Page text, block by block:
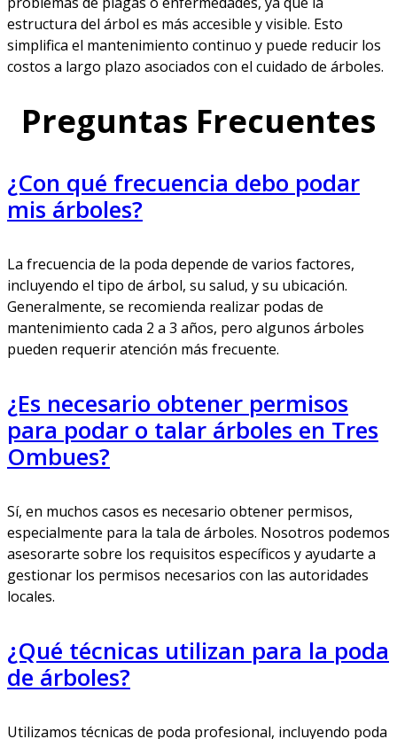
estructura del árbol es más accesible y visible. Esto
simplifica el mantenimiento continuo y puede reducir los
costos a largo plazo asociados con el cuidado de árboles.
Preguntas Frecuentes
¿Con qué frecuencia debo podar
mis árboles?
La frecuencia de la poda depende de varios factores,
incluyendo el tipo de árbol, su salud, y su ubicación.
Generalmente, se recomienda realizar podas de
mantenimiento cada 2 a 3 años, pero algunos árboles
pueden requerir atención más frecuente.
¿Es necesario obtener permisos
para podar o talar árboles en Tres
Ombues?
Sí, en muchos casos es necesario obtener permisos,
especialmente para la tala de árboles. Nosotros podemos
asesorarte sobre los requisitos específicos y ayudarte a
gestionar los permisos necesarios con las autoridades
locales.
¿Qué técnicas utilizan para la poda
de árboles?
Utilizamos técnicas de poda profesional, incluyendo poda